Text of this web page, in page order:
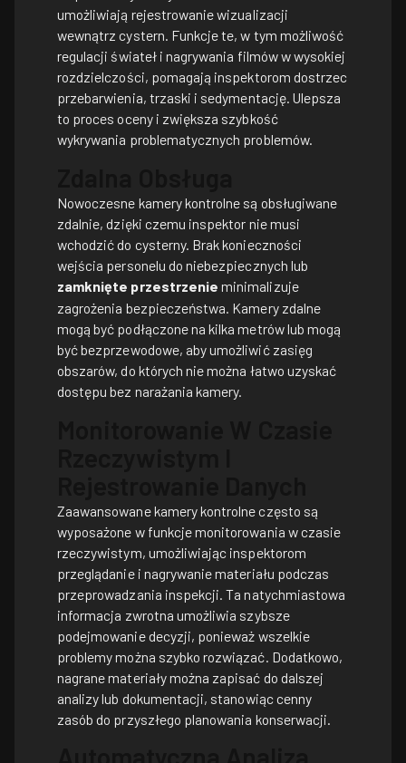
umożliwiają rejestrowanie wizualizacji
wewnątrz cystern. Funkcje te, w tym możliwość
regulacji świateł i nagrywania filmów w wysokiej
rozdzielczości, pomagają inspektorom dostrzec
przebarwienia, trzaski i sedymentację. Ulepsza
to proces oceny i zwiększa szybkość
wykrywania problematycznych problemów.
Nowoczesne kamery kontrolne są obsługiwane
zdalnie, dzięki czemu inspektor nie musi
wchodzić do cysterny. Brak konieczności
wejścia personelu do niebezpiecznych lub
zamknięte przestrzenie minimalizuje
zagrożenia bezpieczeństwa. Kamery zdalne
mogą być podłączone na kilka metrów lub mogą
być bezprzewodowe, aby umożliwić zasięg
obszarów, do których nie można łatwo uzyskać
dostępu bez narażania kamery.
Zaawansowane kamery kontrolne często są
wyposażone w funkcje monitorowania w czasie
rzeczywistym, umożliwiając inspektorom
przeglądanie i nagrywanie materiału podczas
przeprowadzania inspekcji. Ta natychmiastowa
informacja zwrotna umożliwia szybsze
podejmowanie decyzji, ponieważ wszelkie
problemy można szybko rozwiązać. Dodatkowo,
nagrane materiały można zapisać do dalszej
analizy lub dokumentacji, stanowiąc cenny
zasób do przyszłego planowania konserwacji.